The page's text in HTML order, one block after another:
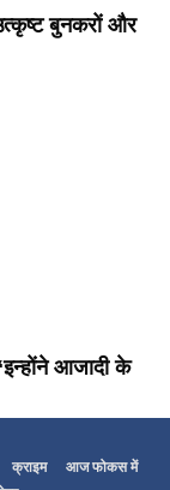
बुनकरों और
आजादी के
क्राइम
आज फोकस में